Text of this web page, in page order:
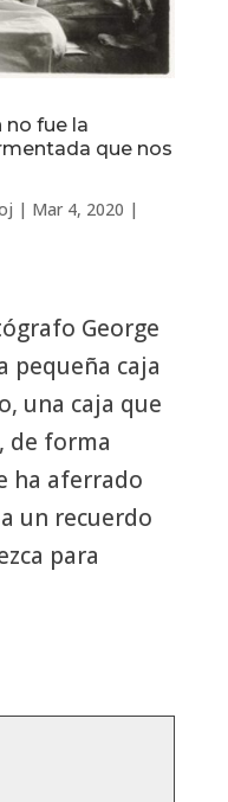
no fue la
que nos
| Mar 4, 2020 |
George
pequeña caja
una caja que
de forma
ha aferrado
un recuerdo
para